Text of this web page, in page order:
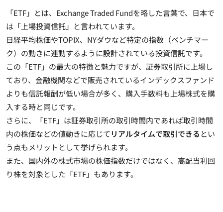
「ETF」とは、Exchange Traded Fundを略した言葉で、日本で
は「上場投資信託」と言われています。
日経平均株価やTOPIX、NYダウなど特定の指数（ベンチマー
ク）の動きに連動するように設計されている投資信託です。
この「ETF」の最大の特徴と魅力ですが、証券取引所に上場し
ており、金融機関などで販売されているインデックスファンド
よりも信託報酬が低い場合が多く、購入手数料も上場株式を購
入する時と同じです。
さらに、「ETF」は証券取引所の取引時間内であれば取引時間
内の株価などの値動きに応じてリアルタイムで取引できる とい
う点もメリットとして挙げられます。
また、国内外の株式市場の株価指数だけではなく、高配当利回
り株を対象とした「ETF」もあります。